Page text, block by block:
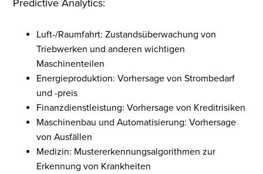
Predictive Analytics:
Luft-/Raumfahrt: Zustandsüberwachung von
Triebwerken und anderen wichtigen
Maschinenteilen
Energieproduktion: Vorhersage von Strombedarf
und -preis
Finanzdienstleistung: Vorhersage von Kreditrisiken
Maschinenbau und Automatisierung: Vorhersage
von Ausfällen
Medizin: Mustererkennungsalgorithmen zur
Erkennung von Krankheiten